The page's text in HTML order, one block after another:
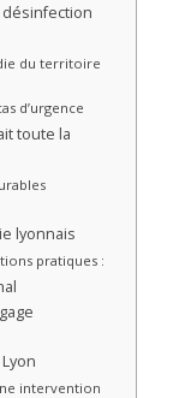
désinfection
du territoire
d’urgence
toute la
lyonnais
pratiques :
intervention